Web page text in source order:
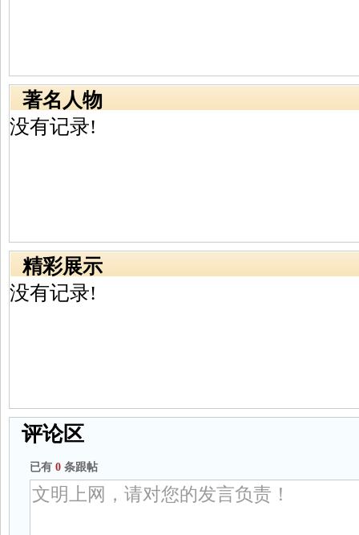
著名人物
没有记录!
精彩展示
没有记录!
评论区
已有 0 条跟帖